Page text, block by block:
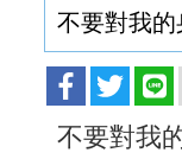
不要對我
不要對我